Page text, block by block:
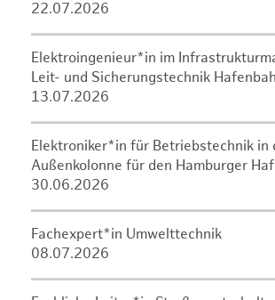
22.07.2026
Elektroingenieur*in im
Leit- und Sicherungstechnik
13.07.2026
Elektroniker*in für Betriebstechnik in
Außenkolonne für den Hamburger
30.06.2026
Fachexpert*in Umwelttechnik
08.07.2026